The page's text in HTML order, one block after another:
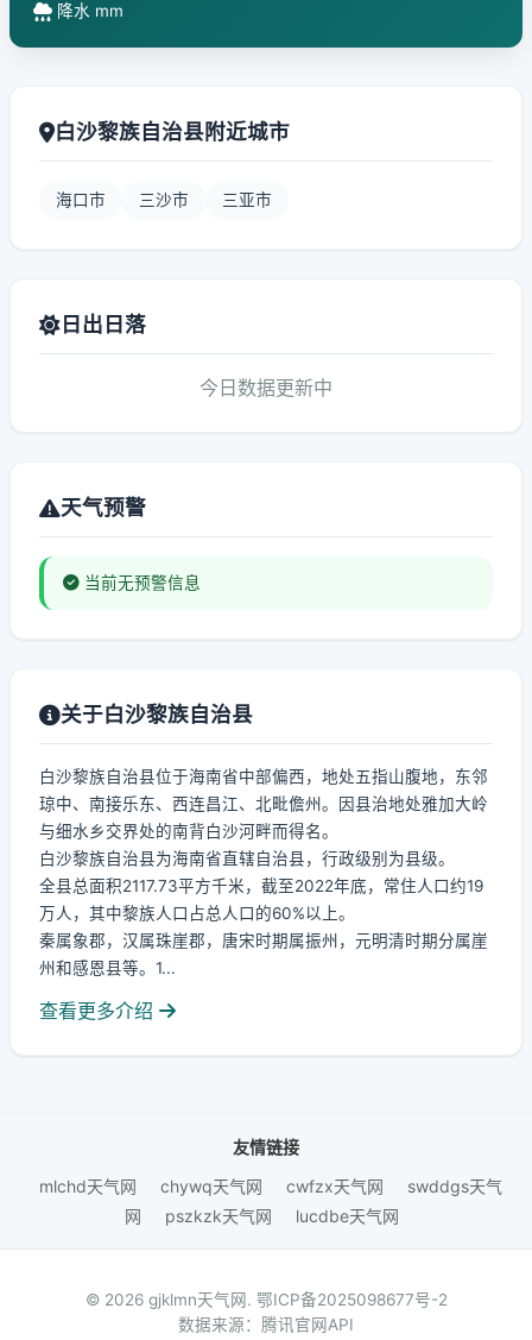
降水 mm
白沙黎族自治县附近城市
海口市 三沙市 三亚市
日出日落
今日数据更新中
天气预警
当前无预警信息
关于白沙黎族自治县
白沙黎族自治县位于海南省中部偏西，地处五指山腹地，东邻
琼中、南接乐东、西连昌江、北毗儋州。因县治地处雅加大岭
与细水乡交界处的南背白沙河畔而得名。
白沙黎族自治县为海南省直辖自治县，行政级别为县级。
全县总面积2117.73平方千米，截至2022年底，常住人口约19
万人，其中黎族人口占总人口的60%以上。
秦属象郡，汉属珠崖郡，唐宋时期属振州，元明清时期分属崖
州和感恩县等。1...
查看更多介绍
友情链接
mlchd天气网
chywq天气网 cwfzx天气网
swddgs天气
网
pszkzk天气网 lucdbe天气网
© 2026 gjklmn天气网. 鄂ICP备2025098677号-2
数据来源：腾讯官网API